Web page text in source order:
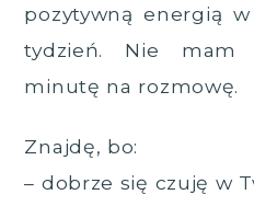
pozytywną energią
tydzień. Nie mam
minutę na rozmowę.
Znajdę, bo:
– dobrze się czuję w